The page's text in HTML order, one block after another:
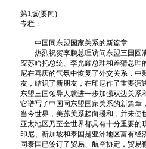
第1版(要闻)
专栏：
中国同东盟国家关系的新篇章
——热烈祝贺李鹏总理访问东盟三国圆
应苏哈托总统、李光耀总理和差猜总理
尼在喜庆的气氛中恢复了外交关系，
友，结识了新朋友，在印尼作了重要演
东盟三国领导人就进一步加强双边关系
它谱写了中国同东盟国家关系的新篇章
当今世界，美苏关系趋向缓和，并未
亚太地区乃至全世界都具有十分重要的
印尼、新加坡和泰国是亚洲地区富有经
同泰国已签订了贸易、航空协定，贸